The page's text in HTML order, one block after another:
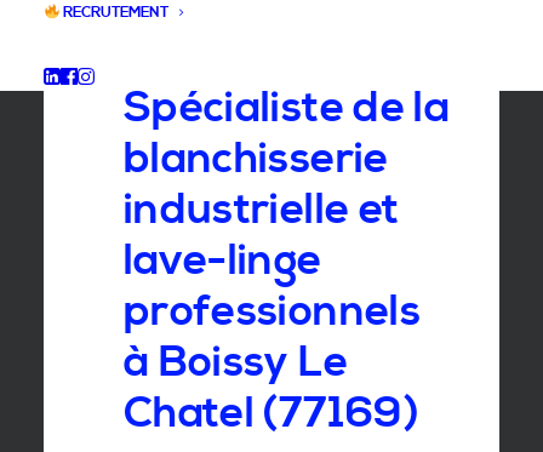
RECRUTEMENT
Spécialiste de la
blanchisserie
industrielle et
lave-linge
professionnels
à Boissy Le
Chatel (77169)